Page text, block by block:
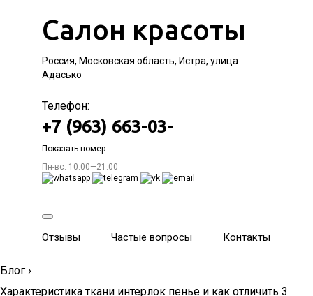
Салон красоты
Россия, Московская область, Истра, улица
Адасько
Телефон:
+7 (963) 663-03-
Показать номер
Пн-вс: 10:00—21:00
Отзывы Частые вопросы Контакты
Блог ›
Характеристика ткани интерлок пенье и как отличить 3